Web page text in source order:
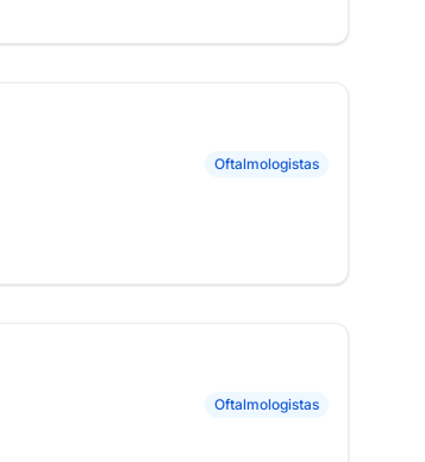
Oftalmologistas
Oftalmologistas